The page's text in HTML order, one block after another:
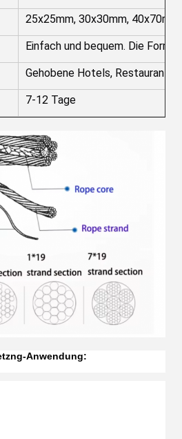
25x25mm, 30x30mm,
Einfach und bequem. Die Form
Gehobene Hotels, Restaurants,
7-12 Tage
ng-Anwendung: